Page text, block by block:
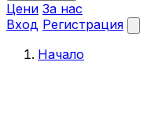
Цени За нас
Вход Регистрация
Начало